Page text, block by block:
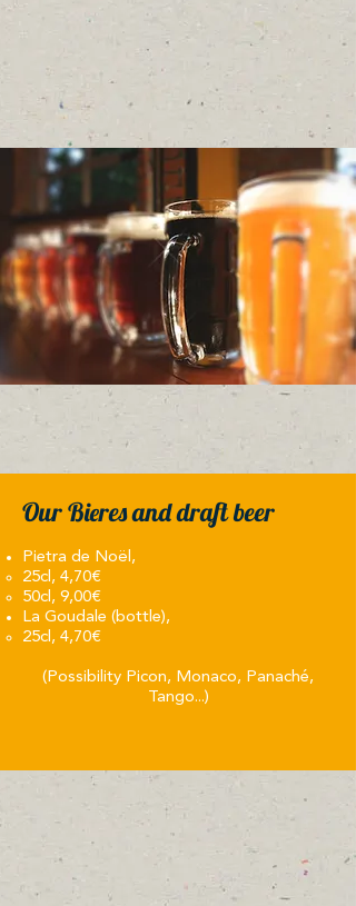
Our Bieres and draft beer
Pietra de Noël,
25cl, 4,70€​
50cl, 9,00€
La Goudale (bottle),
25cl, 4,70€
(Possibility Picon, Monaco, Panaché,
Tango...)